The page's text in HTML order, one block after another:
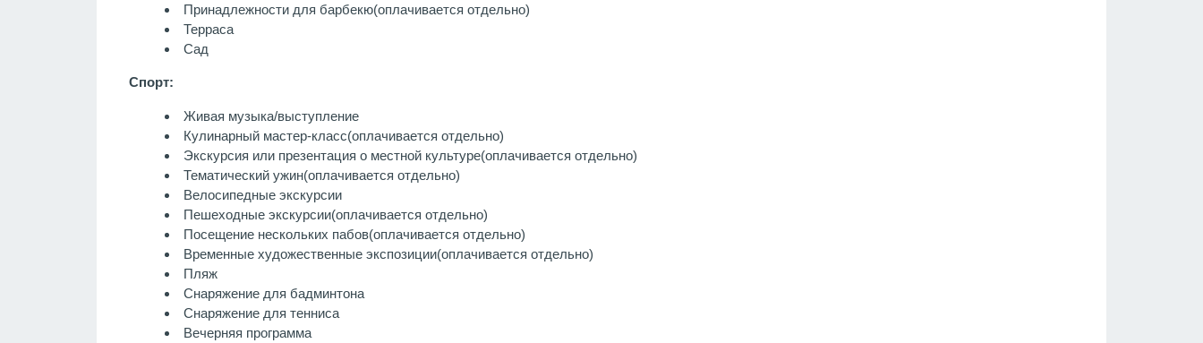
Принадлежности для барбекю(оплачивается отдельно)
Терраса
Сад
Спорт:
Живая музыка/выступление
Кулинарный мастер-класс(оплачивается отдельно)
Экскурсия или презентация о местной культуре(оплачивается отдельно)
Тематический ужин(оплачивается отдельно)
Велосипедные экскурсии
Пешеходные экскурсии(оплачивается отдельно)
Посещение нескольких пабов(оплачивается отдельно)
Временные художественные экспозиции(оплачивается отдельно)
Пляж
Снаряжение для бадминтона
Снаряжение для тенниса
Вечерняя программа